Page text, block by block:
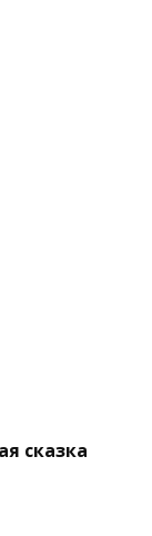
сказка